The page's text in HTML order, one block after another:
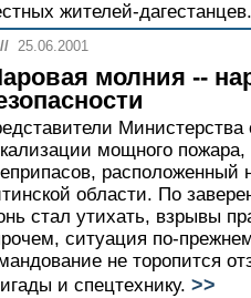
жителей-дагестанцев.
// 25.06.2001
молния --
мощного
расположенный
области. По
стал утихать, взрывы
ситуация по-
не торопится
и спецтехнику. >>